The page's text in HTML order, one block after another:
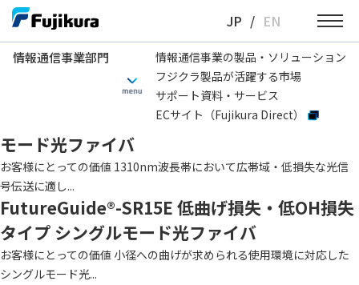
Skip
content
JP / EN
情報通信事業部門
情報通信事業の製品・ソリューション
フジクラ製品が活躍する市場
サポート資料・サービス
ECサイト（Fujikura Direct）
ファイバタイプ(ITU-T) G652.D
FutureGuide®-LWP 低OH損失タイプ シングル
モード光ファイバ
お客様にとっての価値 1310nm波長帯において広帯域・低損失な光信
号伝送に適し...
FutureGuide®-SR15E 低曲げ損失・低OH損失
タイプ シングルモード光ファイバ
お客様にとっての価値 小径への曲げが求められる使用環境に対応した
シングルモード光...